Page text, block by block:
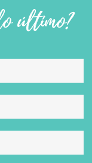
último?